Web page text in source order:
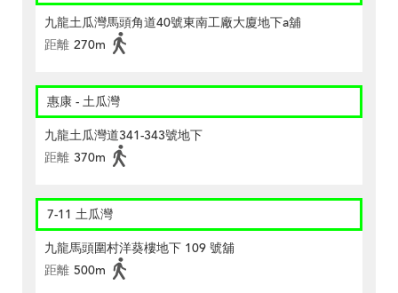
九龍土瓜灣馬頭角道40號東南工廠大廈地下a舖
距離 270m
惠康 - 土瓜灣
九龍土瓜灣道341-343號地下
距離 370m
7-11 土瓜灣
九龍馬頭圍村洋葵樓地下 109 號舖
距離 500m